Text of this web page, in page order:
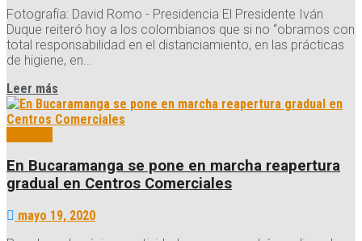
Fotografía: David Romo - Presidencia El Presidente Iván
Duque reiteró hoy a los colombianos que si no “obramos con
total responsabilidad en el distanciamiento, en las prácticas
de higiene, en...
Leer más
En Bucaramanga se pone en marcha reapertura
gradual en Centros Comerciales
mayo 19, 2020